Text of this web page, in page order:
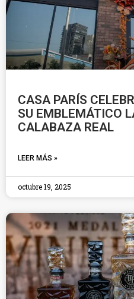
CASA PARÍS
SU EMBLEMÁTICO
CALABAZA REAL
LEER MÁS »
octubre 19, 2025